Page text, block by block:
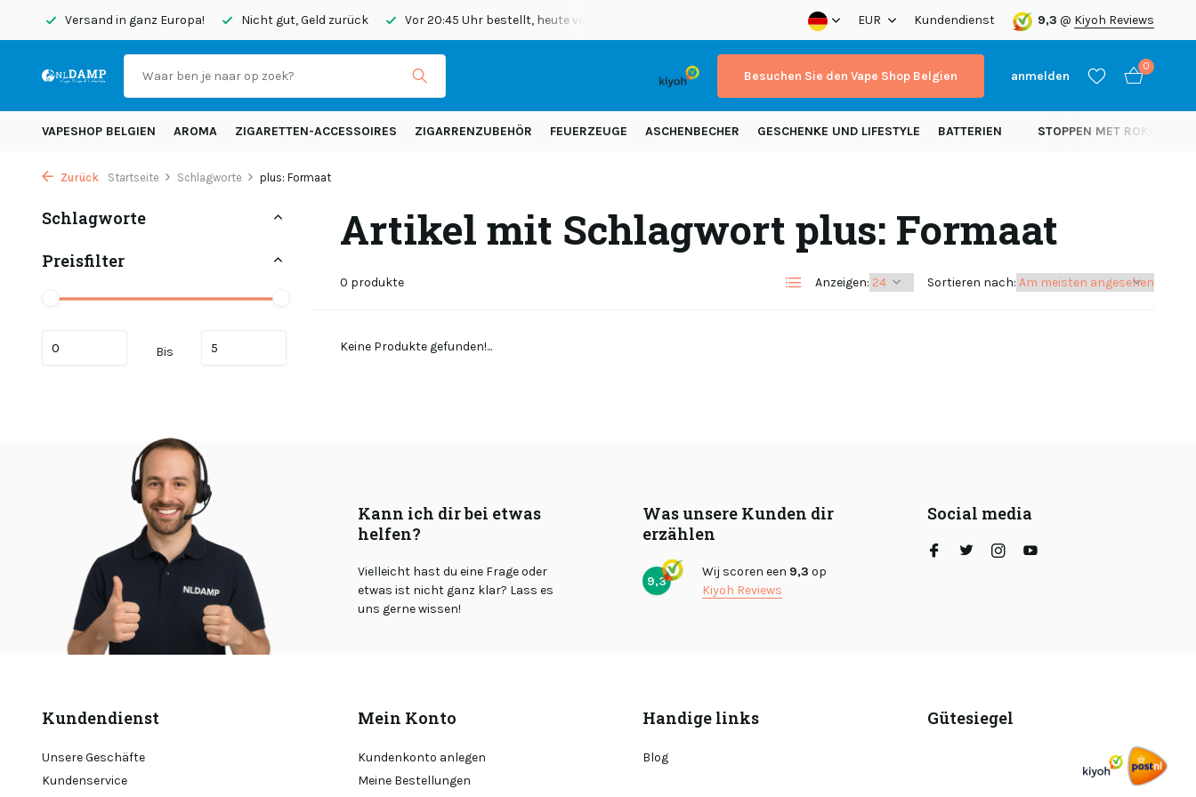
Versand in ganz Europa! Nicht gut, Geld zurück Vor 20:45 Uhr bestellt, heute versendet EUR Kundendienst 9,3 @ Kiyoh Reviews
Besuchen Sie den Vape Shop Belgien anmelden
anlegen
Benutzerkonto
0
VAPESHOP BELGIEN AROMA ZIGARETTEN-ACCESSOIRES ZIGARRENZUBEHÖR FEUERZEUGE ASCHENBECHER GESCHENKE UND LIFESTYLE BATTERIEN STOPPEN MET ROKEN
Zurück Startseite Schlagworte plus: Formaat
Schlagworte
Preisfilter
Bis
Artikel mit Schlagwort plus: Formaat
0 produkte Anzeigen: Sortieren nach:
Keine Produkte gefunden!...
Kann ich dir bei etwas
helfen?
Vielleicht hast du eine Frage oder
etwas ist nicht ganz klar? Lass es
uns gerne wissen!
Was unsere Kunden dir
erzählen
9,3
Wij scoren een 9,3 op
Kiyoh Reviews
Social media
Kundendienst
Unsere Geschäfte
Kundenservice
Mein Konto
Kundenkonto anlegen
Meine Bestellungen
Handige links
Blog
Gütesiegel